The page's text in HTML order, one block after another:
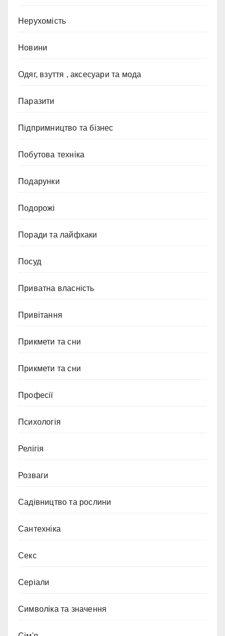
Нерухомість
Новини
Одяг, взуття , аксесуари та мода
Паразити
Підпримництво та бізнес
Побутова техніка
Подарунки
Подорожі
Поради та лайфхаки
Посуд
Приватна власність
Привітання
Прикмети та сни
Прикмети та сни
Професії
Психологія
Релігія
Розваги
Садівництво та рослини
Сантехніка
Секс
Серіали
Символіка та значення